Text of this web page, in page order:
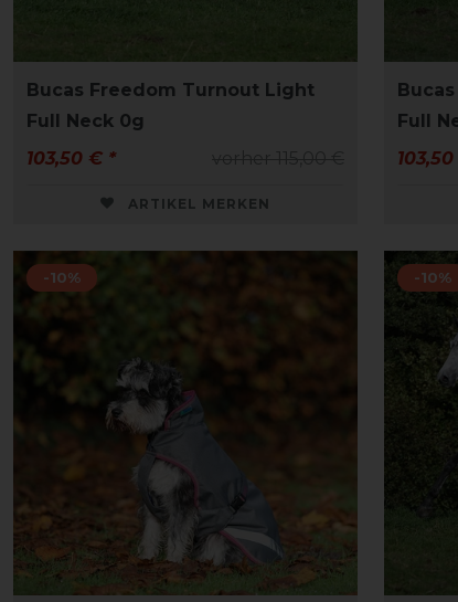
Bucas Freedom Turnout Light
Full Neck 0g
103,50 € *
ARTIKEL MERKEN
Full
-10% -10%